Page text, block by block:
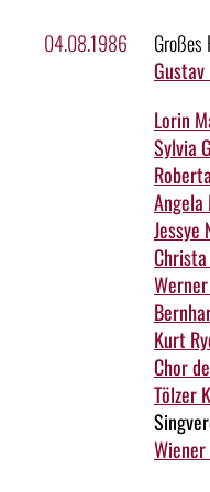
04.08.1986
Großes
Lorin
Sylvia
Angela
Jessye
Kurt
Chor
Tölzer